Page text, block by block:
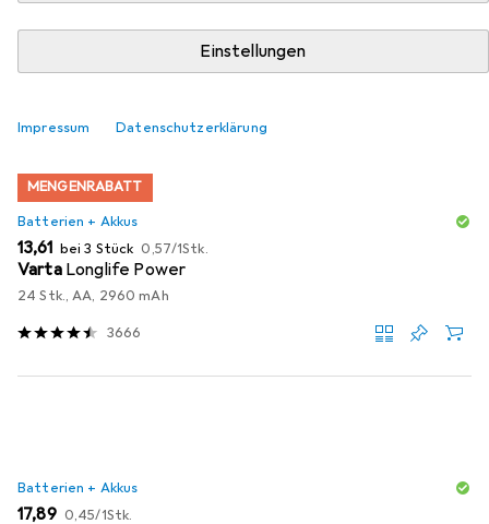
Einstellungen
Impressum Datenschutzerklärung
MENGENRABATT
Batterien + Akkus
EUR
13,61 bei 3 Stück EUR
0,57/1Stk.
Varta Longlife Power
24 Stk., AA, 2960 mAh
3666
Batterien + Akkus
EUR
17,89 EUR
0,45/1Stk.